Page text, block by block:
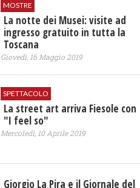
MOSTRE
La notte dei Musei: visite ad
ingresso gratuito in tutta la
Toscana
Giovedì, 16 Maggio 2019
SPETTACOLO
La street art arriva Fiesole con
"I feel so"
Mercoledì, 10 Aprile 2019
Giorgio La Pira e il Giornale del